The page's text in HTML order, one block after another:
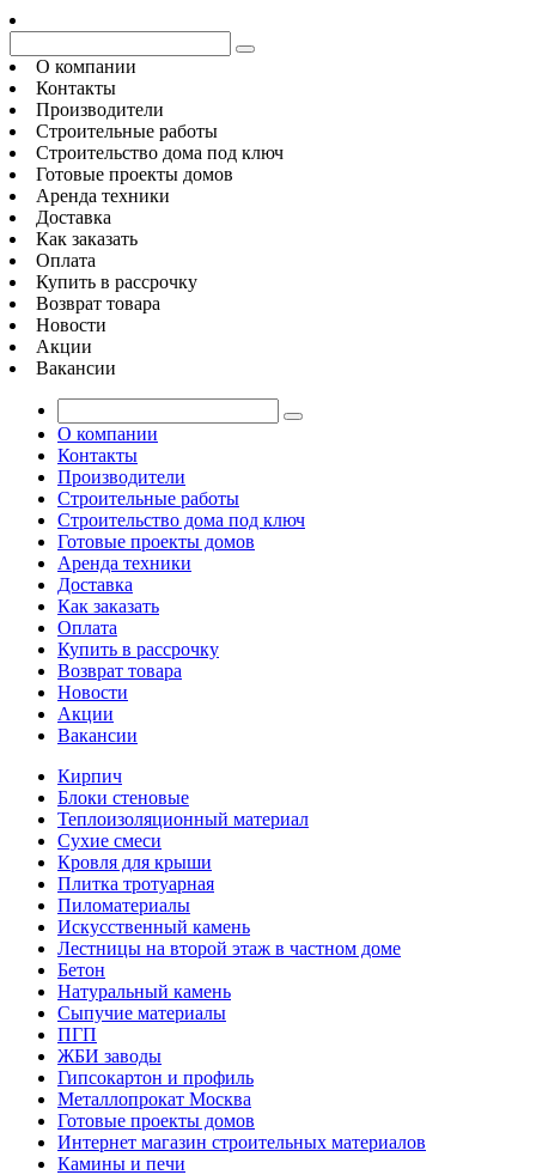
О компании
Контакты
Производители
Строительные работы
Строительство дома под ключ
Готовые проекты домов
Аренда техники
Доставка
Как заказать
Оплата
Купить в рассрочку
Возврат товара
Новости
Акции
Вакансии
О компании
Контакты
Производители
Строительные работы
Строительство дома под ключ
Готовые проекты домов
Аренда техники
Доставка
Как заказать
Оплата
Купить в рассрочку
Возврат товара
Новости
Акции
Вакансии
Кирпич
Блоки стеновые
Теплоизоляционный материал
Сухие смеси
Кровля для крыши
Плитка тротуарная
Пиломатериалы
Искусственный камень
Лестницы на второй этаж в частном доме
Бетон
Натуральный камень
Сыпучие материалы
ПГП
ЖБИ заводы
Гипсокартон и профиль
Металлопрокат Москва
Готовые проекты домов
Интернет магазин строительных материалов
Камины и печи